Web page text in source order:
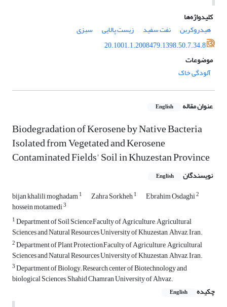
کلیدواژه‌ها
هیدروکربن
نفت سفید زیست پالایی
سبزی
20.1001.1.2008479.1398.50.7.34.8
موضوعات
آلودگی خاک
عنوان مقاله English
Biodegradation of Kerosene by Native Bacteria
Isolated from Vegetated and Kerosene
Contaminated Fields' Soil in Khuzestan Province
نویسندگان English
bijan khalili moghadam1 Zahra Sorkheh1 Ebrahim Osdaghi2
hossein motamedi3
1Department of Soil Science,Faculty of Agriculture, Agricultural
Sciences and Natural Resources University of Khuzestan, Ahvaz, Iran.
2Department of Plant Protection,Faculty of Agriculture, Agricultural
Sciences and Natural Resources University of Khuzestan, Ahvaz, Iran.
3Department of Biology; Research center of Biotechnology and
biological Sciences, Shahid Chamran University of Ahvaz.
چکیده
English